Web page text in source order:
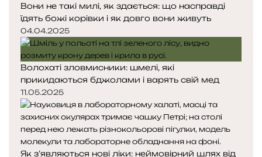
н
к
а
н
к
а
Вони не такі милі, як здається: що насправді
їдять божі корівки і як довго вони живуть
04.04.2025
Волохаті зловмисники: шмелі, які
прикидаються бджолами і варять свій мед
11.05.2025
Як з’являються нові ліки: неймовірний шлях від